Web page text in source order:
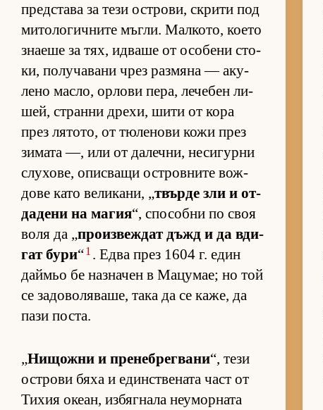
пред­с­тава за тези ос­т­ро­ви, скрити под
ми­то­ло­гич­ните мъг­ли. Мал­ко­то, ко­ето
зна­еше за тях, ид­ваше от осо­бени сто­
ки, по­лу­ча­вани чрез раз­мяна — аку­
лено мас­ло, ор­лови пе­ра, ле­че­бен ли­
шей, странни дре­хи, шити от кора
през ля­то­то, от тю­ле­нови кожи през
зи­мата —, или от да­леч­ни, не­си­гурни
слу­хо­ве, опис­ващи ос­т­ров­ните вож­
дове като ве­ли­ка­ни, „твърде зли и от­
да­дени на ма­гия“, спо­собни по своя
воля да „про­из­веж­дат дъжд и да вди­
гат бури“1 . Едва през 1604 г. един
дай­мьо бе наз­на­чен в Ма­цу­мае; но той
се за­до­во­ля­ва­ше, така да се ка­же, да
пази пос­та.
„Ни­щожни и пре­неб­рег­вани“, тези
ос­т­рови бяха и един­с­т­ве­ната част от
Ти­хия оке­ан, из­бяг­нала не­у­мор­ната